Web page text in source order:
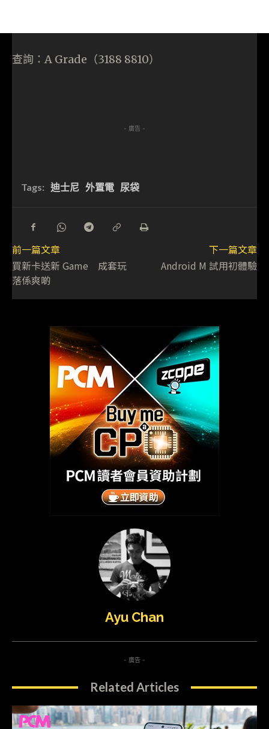
查詢：A Grade（3188 8810）
- 廣告 -
Tags: 迪士尼 外置電 尿袋
前一篇文章
買新卡送新 Game 成套玩
落係爽啲
下一篇文章
Android M 試用初體驗
Ayu Chan
- 廣告 -
Related Articles